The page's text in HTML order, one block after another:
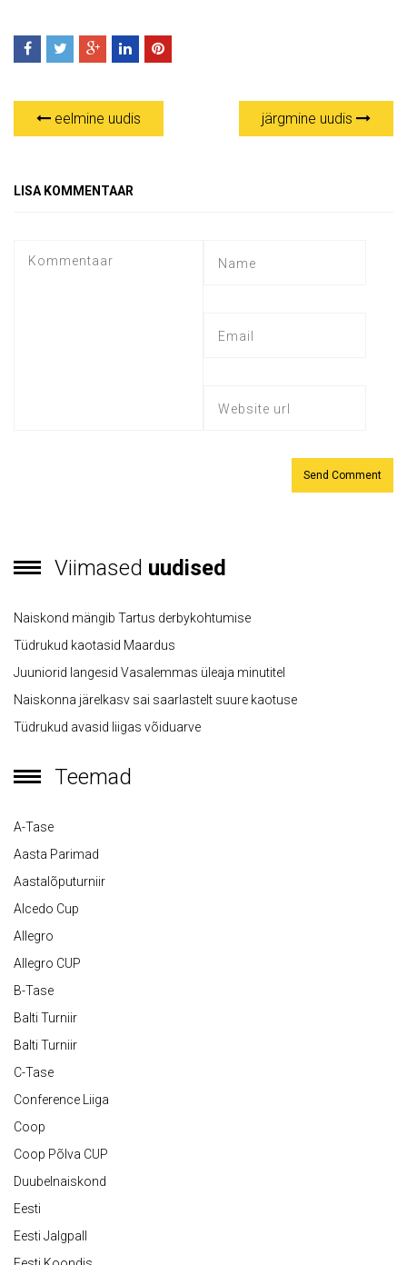
eelmine uudis järgmine uudis
LISA KOMMENTAAR
Viimased uudised
Naiskond mängib Tartus derbykohtumise
Tüdrukud kaotasid Maardus
Juuniorid langesid Vasalemmas üleaja minutitel
Naiskonna järelkasv sai saarlastelt suure kaotuse
Tüdrukud avasid liigas võiduarve
Teemad
A-Tase
Aasta Parimad
Aastalõputurniir
Alcedo Cup
Allegro
Allegro CUP
B-Tase
Balti Turniir
Balti Turniir
C-Tase
Conference Liiga
Coop
Coop Põlva CUP
Duubelnaiskond
Eesti
Eesti Jalgpall